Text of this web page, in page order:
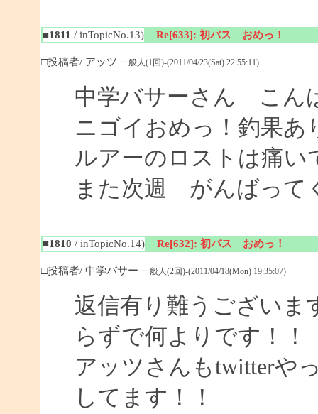
■1811 / inTopicNo.13) Re[633]: 初バス おめっ！
□投稿者/ アッツ 一般人(1回)-(2011/04/23(Sat) 22:55:11)
中学バサーさん こん
ニゴイおめっ！釣果あ
ルアーのロストは痛い
また次週 がんばって
■1810 / inTopicNo.14) Re[632]: 初バス おめっ！
□投稿者/ 中学バサー 一般人(2回)-(2011/04/18(Mon) 19:35:07)
返信有り難うございま
らずで何よりです！！
アッツさんもtwitterや
してます！！